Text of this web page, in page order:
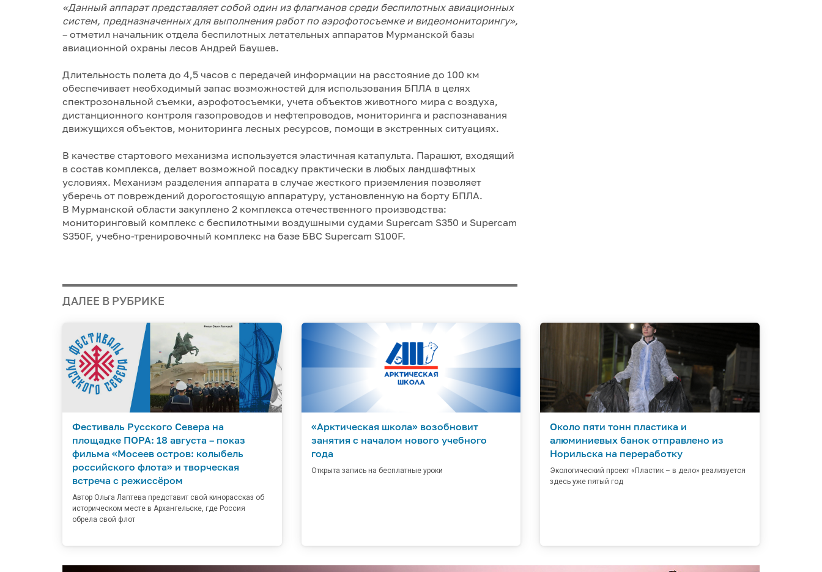
«Данный аппарат представляет собой один из флагманов среди беспилотных авиационных
систем, предназначенных для выполнения работ по аэрофотосъемке и видеомониторингу»,
– отметил начальник отдела беспилотных летательных аппаратов Мурманской базы
авиационной охраны лесов Андрей Баушев.
Длительность полета до 4,5 часов с передачей информации на расстояние до 100 км
обеспечивает необходимый запас возможностей для использования БПЛА в целях
спектрозональной съемки, аэрофотосъемки, учета объектов животного мира с воздуха,
дистанционного контроля газопроводов и нефтепроводов, мониторинга и распознавания
движущихся объектов, мониторинга лесных ресурсов, помощи в экстренных ситуациях.
В качестве стартового механизма используется эластичная катапульта. Парашют, входящий
в состав комплекса, делает возможной посадку практически в любых ландшафтных
условиях. Механизм разделения аппарата в случае жесткого приземления позволяет
уберечь от повреждений дорогостоящую аппаратуру, установленную на борту БПЛА.
В Мурманской области закуплено 2 комплекса отечественного производства:
мониторинговый комплекс с беспилотными воздушными судами Supercam S350 и Supercam
S350F, учебно-тренировочный комплекс на базе БВС Supercam S100F.
ДАЛЕЕ В РУБРИКЕ
Фестиваль Русского Севера на
площадке ПОРА: 18 августа – показ
фильма «Мосеев остров: колыбель
российского флота» и творческая
встреча с режиссёром
Автор Ольга Лаптева представит свой кинорассказ об
историческом месте в Архангельске, где Россия
обрела свой флот
«Арктическая школа» возобновит
занятия с началом нового учебного
года
Открыта запись на бесплатные уроки
Около пяти тонн пластика и
алюминиевых банок отправлено из
Норильска на переработку
Экологический проект «Пластик – в дело» реализуется
здесь уже пятый год